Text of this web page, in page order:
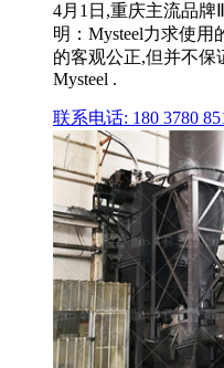
4月1日,重庆主流品牌
明：Mysteel力求使
的客观公正,但并不保
Mysteel .
联系电话: 180 3780